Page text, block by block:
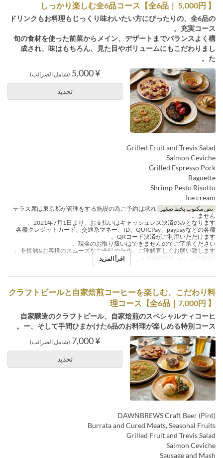
しっかり楽しむ全6品コース【全6品｜ 5,000円 】
ドリンクもお料理もじっくり味わいたい方にぴったりの、全6品の
充実コース。
旬の食材を使った前菜からメイン、デザートまでバランスよく構
成され、味はもちろん、見た目やボリュームにもこだわりまし
た。
¥ 5,000 (شامل الضرائب)
تحديد
Grilled Fruit and Trevis Salad
Salmon Ceviche
Grilled Espresso Pork
Baguette
Shrimp Pesto Risotto
Ice cream
نص مكتوب بخط صغير
テラス席は東京都が管理をする施設の為ご予約は承れ
ません。
2021年7月1日より、お支払いはキャッシュレス決済のみとなります。
各種クレジットカード、交通系マネー、ID、QUICPay、paypayなどの各種
QRコード決済がご利用いただけます。
現金のお取り扱いはできませんのでご了承ください。
非接触&お客様のスムーズなお会計のため、ご理解宜しくお願い致します。
وجبات
العشاء حد الطلب اقرأ المزيد
クラフトビールと自家焙煎コーヒーを楽しむ、こだわり料
理コース【全6品｜7,000円 】
自家醸造のクラフトビール、自家焙煎のスペシャルティコーヒ
ー、そして手間ひまかけた6品のお料理が楽しめる特別コース。
¥ 7,000 (شامل الضرائب)
تحديد
DAWNBREWS Craft Beer (Pint)
Burrata and Cured Meats, Seasonal Fruits
Grilled Fruit and Trevis Salad
Salmon Ceviche
Sausage and Mash